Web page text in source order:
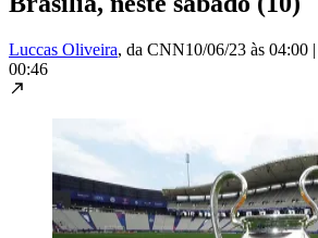
Luccas Oliveira, da CNN10/06/23 às 04:00 |
00:46